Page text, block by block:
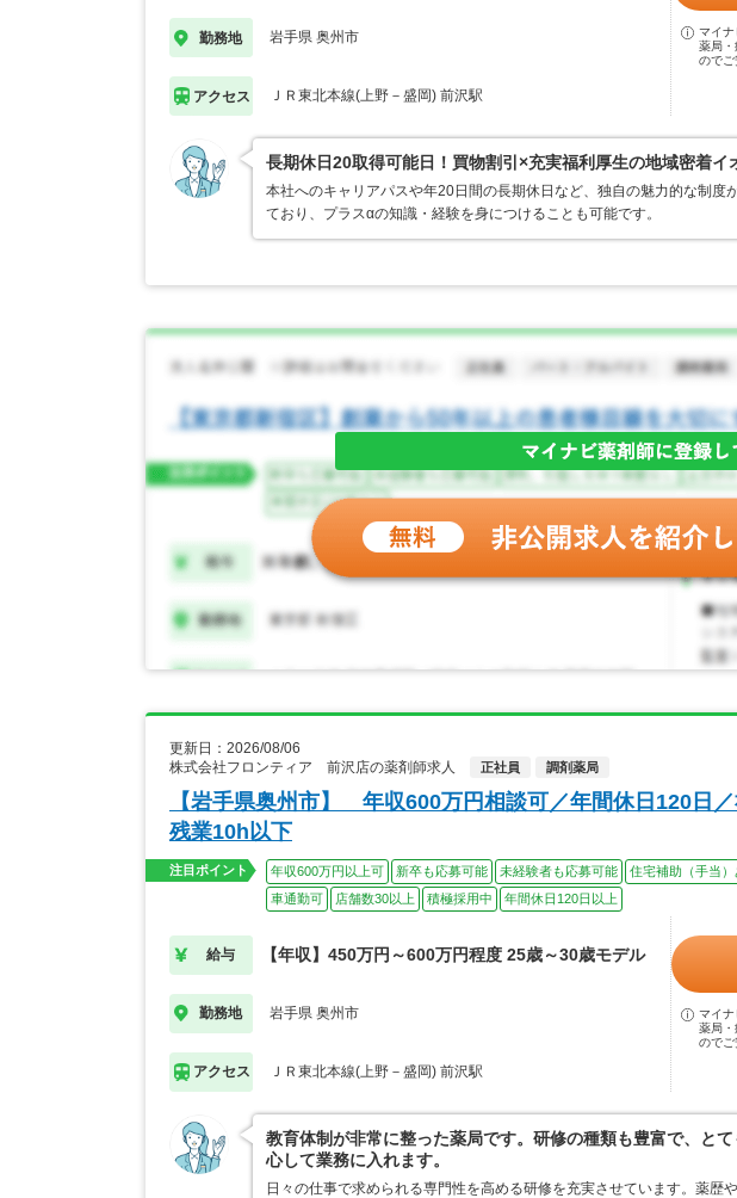
勤務地 岩手県 奥州市
アクセス ＪＲ東北本線(上野－盛岡) 前沢駅
マイナ
薬局
のでご
長期休日20取得可能日！買物割引×充実福利厚生の地域密着イ
本社へのキャリアパスや年20日間の長期休日など、独自の魅力的な制度
ており、プラスαの知識・経験を身につけることも可能です。
更新日：2026/08/06
株式会社フロンティア 前沢店の薬剤師求人
正社員 調剤薬局
【岩手県奥州市】 年収600万円相談可／年間休日120日
残業10h以下
注目ポイント 年収600万円以上可 新卒も応募可能 未経験者も応募可能 住宅補助（手当）
車通勤可
店舗数30以上 積極採用中 年間休日120日以上
給与 【年収】450万円～600万円程度 25歳～30歳モデル
勤務地 岩手県 奥州市
アクセス ＪＲ東北本線(上野－盛岡) 前沢駅
マイナ
薬局
のでご
教育体制が非常に整った薬局です。研修の種類も豊富で、と
心して業務に入れます。
日々の仕事で求められる専門性を高める研修を充実させています。薬歴